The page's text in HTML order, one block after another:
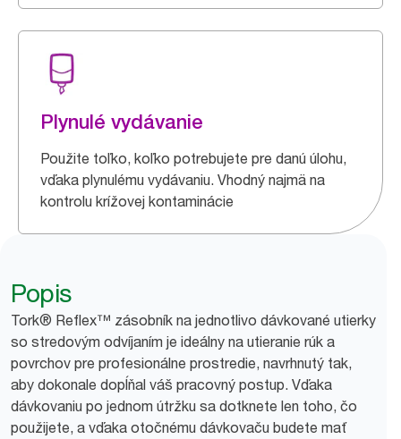
Plynulé vydávanie
Použite toľko, koľko potrebujete pre danú úlohu,
vďaka plynulému vydávaniu. Vhodný najmä na
kontrolu krížovej kontaminácie
Popis
Tork® Reflex™ zásobník na jednotlivo dávkované utierky
so stredovým odvíjaním je ideálny na utieranie rúk a
povrchov pre profesionálne prostredie, navrhnutý tak,
aby dokonale dopĺňal váš pracovný postup. Vďaka
dávkovaniu po jednom útržku sa dotknete len toho, čo
použijete, a vďaka otočnému dávkovaču budete mať